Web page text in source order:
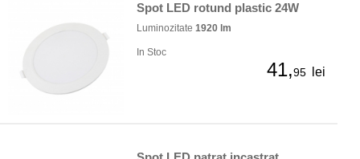
Spot LED rotund plastic 24W
Luminozitate 1920 lm
In Stoc
41,95 lei